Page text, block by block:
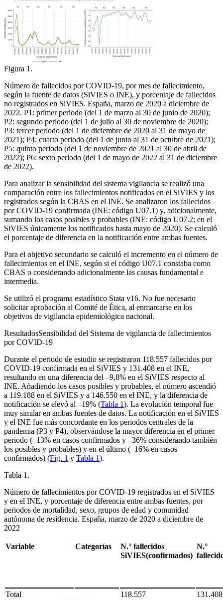
Figura 1.
Número de fallecidos por COVID-19, por mes de fallecimiento,
según la fuente de datos (SiVIES o INE), y porcentaje de fallecidos
no registrados en SiVIES. España, marzo de 2020 a diciembre de
2022. P1: primer periodo (del 1 de marzo al 30 de junio de 2020);
P2: segundo periodo (del 1 de julio al 30 de noviembre de 2020);
P3: tercer periodo (del 1 de diciembre de 2020 al 31 de mayo de
2021); P4: cuarto periodo (del 1 de junio al 31 de octubre de 2021);
P5: quinto periodo (del 1 de noviembre de 2021 al 30 de abril de
2022); P6: sexto periodo (del 1 de mayo de 2022 al 31 de diciembre
de 2022).
Para analizar la sensibilidad del sistema vigilancia se realizó una
comparación entre los fallecimientos notificados en el SiVIES y los
registrados según la CBAS en el INE. Se analizaron los fallecidos
por COVID-19 confirmada (INE: código U07.1) y, adicionalmente,
sumando los casos posibles y probables (INE: código U07.2; en el
SiVIES únicamente los notificados hasta mayo de 2020). Se calculó
el porcentaje de diferencia en la notificación entre ambas fuentes.
Para el objetivo secundario se calculó el incremento en el número de
fallecimientos en el INE, según si el código U07.1 constaba como
CBAS o considerando adicionalmente las causas fundamental e
intermedia.
Se utilizó el programa estadístico Stata v16. No fue necesario
solicitar aprobación al Comité de Ética, al enmarcarse en los
objetivos de vigilancia epidemiológica nacional.
ResultadosSensibilidad del Sistema de vigilancia de fallecimientos
por COVID-19
Durante el periodo de estudio se registraron 118.557 fallecidos por
COVID-19 confirmada en el SiVIES y 131.408 en el INE,
resultando en una diferencia del –9,8% en el SiVIES respecto al
INE. Añadiendo los casos posibles y probables, el número ascendió
a 119.188 en el SiVIES y a 146.550 en el INE, y la diferencia de
notificación se elevó al –19% (Tabla 1). La evolución temporal fue
muy similar en ambas fuentes de datos. La notificación en el SiVIES
y el INE fue más concordante en los periodos centrales de la
pandemia (P3 y P4), observándose la mayor diferencia en el primer
periodo (–13% en casos confirmados y –36% considerando también
los posibles y probables) y en el último (–16% en casos
confirmados) (Fig. 1 y Tabla 1).
Tabla 1.
Número de fallecimientos por COVID-19 registrados en el SiVIES
y en el INE, y porcentaje de diferencia entre ambas fuentes, por
periodos de mortalidad, sexo, grupos de edad y comunidad
autónoma de residencia. España, marzo de 2020 a diciembre de
2022
Variable Categorías
N.° fallecidos
SiVIES(confirmados)
N.°
Total 118.557